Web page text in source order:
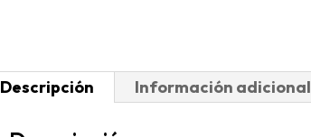
Descripción Información adicional